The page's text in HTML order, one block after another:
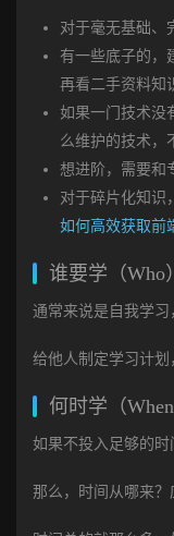
对于毫无基础、
有一些底子的，
再看二手资料知
如果一门技术没
么维护的技术，
想进阶，需要和
对于碎片化知识
如何高效获取前
谁要学（Who）
通常来说是自我学习
给他人制定学习计划
何时学（When
如果不投入足够的时
那么，时间从哪来？